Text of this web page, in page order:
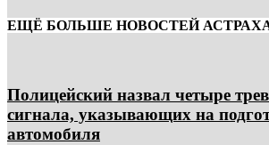
ЕЩЁ БОЛЬШЕ НОВОСТЕЙ
Полицейский назвал четыре
сигнала, указывающих на
автомобиля